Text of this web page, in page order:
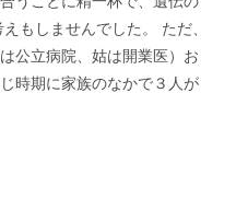
もしませんでした。 ただ、
公立病院、姑は開業医）お
時期に家族のなかで３人が